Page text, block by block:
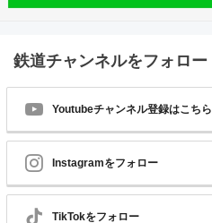
鉄道チャンネルをフォロー
Youtubeチャンネル登録はこちら
Instagramをフォロー
TikTokをフォロー